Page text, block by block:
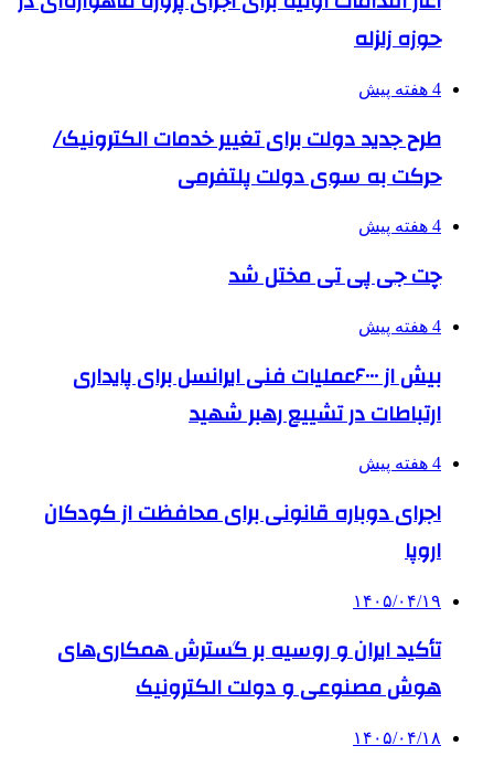
حوزه زلزله
4 هفته پیش
طرح جدید دولت برای تغییر خدمات الکترونیک/
حرکت به سوی دولت پلتفرمی
4 هفته پیش
چت جی پی تی مختل شد
4 هفته پیش
بیش از ۶۰۰۰عملیات فنی ایرانسل برای پایداری
ارتباطات در تشییع رهبر شهید
4 هفته پیش
اجرای دوباره قانونی برای محافظت از کودکان
اروپا
۱۴۰۵/۰۴/۱۹
تأکید ایران و روسیه بر گسترش همکاری‌های
هوش مصنوعی و دولت الکترونیک
۱۴۰۵/۰۴/۱۸